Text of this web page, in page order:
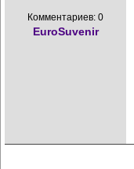
Комментариев: 0
EuroSuvenir